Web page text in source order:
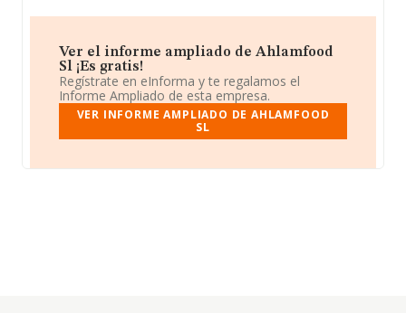
Ver el informe ampliado de Ahlamfood
Sl ¡Es gratis!
Regístrate en eInforma y te regalamos el
Informe Ampliado de esta empresa.
VER INFORME AMPLIADO DE AHLAMFOOD
SL